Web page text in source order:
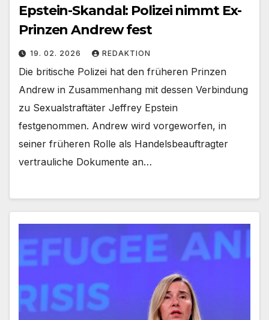
Epstein-Skandal: Polizei nimmt Ex-
Prinzen Andrew fest
19. 02. 2026 REDAKTION
Die britische Polizei hat den früheren Prinzen
Andrew in Zusammenhang mit dessen Verbindung
zu Sexualstraftäter Jeffrey Epstein
festgenommen. Andrew wird vorgeworfen, in
seiner früheren Rolle als Handelsbeauftragter
vertrauliche Dokumente an…